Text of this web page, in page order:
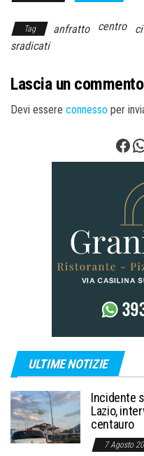
Tag anfratto centro
sradicati
Lascia un commento
Devi essere connesso per
ULTIME NOTIZIE
Incidente
Lazio,
centauro
7 Agosto